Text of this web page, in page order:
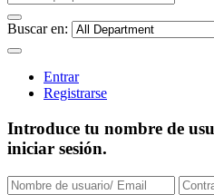
Buscar en:
Entrar
Registrarse
Introduce tu nombre de
iniciar sesión.